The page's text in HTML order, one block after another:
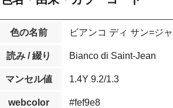
色の名前 ビアンコ ディ サン=ジ
読み / 綴り Bianco di Saint-Jean
マンセル値 1.4Y 9.2/1.3
webcolor #fef9e8